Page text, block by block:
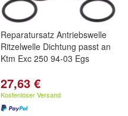
Reparatursatz Antriebswelle
Ritzelwelle Dichtung passt an
Ktm Exc 250 94-03 Egs
27,63 €
Kostenloser Versand